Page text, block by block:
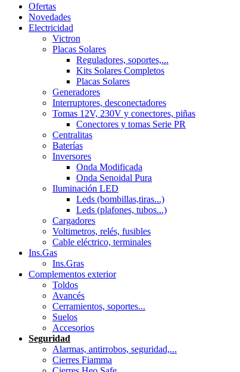
Ofertas
Novedades
Electricidad
Victron
Placas Solares
Reguladores, soportes,...
Kits Solares Completos
Placas Solares
Generadores
Interruptores, desconectadores
Tomas 12V, 230V y conectores, piñas
Conectores y tomas Serie PR
Centralitas
Baterías
Inversores
Onda Modificada
Onda Senoidal Pura
Iluminación LED
Leds (bombillas,tiras...)
Leds (plafones, tubos...)
Cargadores
Voltimetros, relés, fusibles
Cable eléctrico, terminales
Ins.Gas
Ins.Gras
Complementos exterior
Toldos
Avancés
Cerramientos, soportes...
Suelos
Accesorios
Seguridad
Alarmas, antirrobos, seguridad,...
Cierres Fiamma